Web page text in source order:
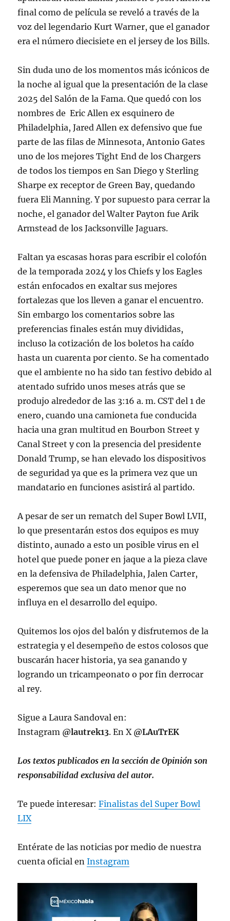
final como de película se reveló a través de la
voz del legendario Kurt Warner, que el ganador
era el número diecisiete en el jersey de los Bills.
Sin duda uno de los momentos más icónicos de
la noche al igual que la presentación de la clase
2025 del Salón de la Fama. Que quedó con los
nombres de Eric Allen ex esquinero de
Philadelphia, Jared Allen ex defensivo que fue
parte de las filas de Minnesota, Antonio Gates
uno de los mejores Tight End de los Chargers
de todos los tiempos en San Diego y Sterling
Sharpe ex receptor de Green Bay, quedando
fuera Eli Manning. Y por supuesto para cerrar la
noche, el ganador del Walter Payton fue Arik
Armstead de los Jacksonville Jaguars.
Faltan ya escasas horas para escribir el colofón
de la temporada 2024 y los Chiefs y los Eagles
están enfocados en exaltar sus mejores
fortalezas que los lleven a ganar el encuentro.
Sin embargo los comentarios sobre las
preferencias finales están muy divididas,
incluso la cotización de los boletos ha caído
hasta un cuarenta por ciento. Se ha comentado
que el ambiente no ha sido tan festivo debido al
atentado sufrido unos meses atrás que se
produjo alrededor de las 3:16 a. m. CST del 1 de
enero, cuando una camioneta fue conducida
hacia una gran multitud en Bourbon Street y
Canal Street y con la presencia del presidente
Donald Trump, se han elevado los dispositivos
de seguridad ya que es la primera vez que un
mandatario en funciones asistirá al partido.
A pesar de ser un rematch del Super Bowl LVII,
lo que presentarán estos dos equipos es muy
distinto, aunado a esto un posible virus en el
hotel que puede poner en jaque a la pieza clave
en la defensiva de Philadelphia, Jalen Carter,
esperemos que sea un dato menor que no
influya en el desarrollo del equipo.
Quitemos los ojos del balón y disfrutemos de la
estrategia y el desempeño de estos colosos que
buscarán hacer historia, ya sea ganando y
logrando un tricampeonato o por fin derrocar
al rey.
Sigue a Laura Sandoval en:
Instagram @lautrek13. En X @LAuTrEK
Los textos publicados en la sección de Opinión son
responsabilidad exclusiva del autor.
Te puede interesar:Finalistas del Super Bowl
LIX
Entérate de las noticias por medio de nuestra
cuenta oficial enInstagram